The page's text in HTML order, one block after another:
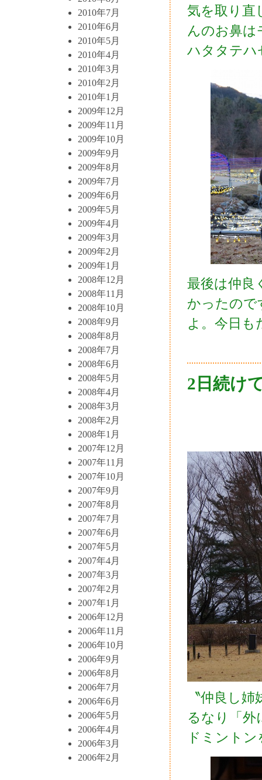
2010年7月
2010年6月
2010年5月
2010年4月
2010年3月
2010年2月
2010年1月
2009年12月
2009年11月
2009年10月
2009年9月
2009年8月
2009年7月
2009年6月
2009年5月
2009年4月
2009年3月
2009年2月
2009年1月
2008年12月
2008年11月
2008年10月
2008年9月
2008年8月
2008年7月
2008年6月
2008年5月
2008年4月
2008年3月
2008年2月
2008年1月
2007年12月
2007年11月
2007年10月
2007年9月
2007年8月
2007年7月
2007年6月
2007年5月
2007年4月
2007年3月
2007年2月
2007年1月
2006年12月
2006年11月
2006年10月
2006年9月
2006年8月
2006年7月
2006年6月
2006年5月
2006年4月
2006年3月
2006年2月
気を取り直
んのお鼻は
ハタタテハ
最後は仲良
かったので
よ。今日も
2日続け
〝仲良し
るなり「外
ドミント